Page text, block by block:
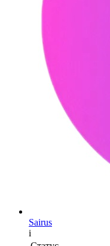
Sairus
i